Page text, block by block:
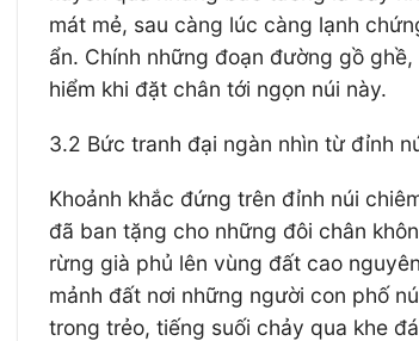
mát mẻ, sau càng lúc càng lạnh
ẩn. Chính những đoạn đường gồ
hiểm khi đặt chân tới ngọn núi này.
3.2 Bức tranh đại ngàn nhìn từ đỉnh
Khoảnh khắc đứng trên đỉnh núi
đã ban tặng cho những đôi chân
rừng già phủ lên vùng đất cao
mảnh đất nơi những người con phố
trong trẻo, tiếng suối chảy qua khe